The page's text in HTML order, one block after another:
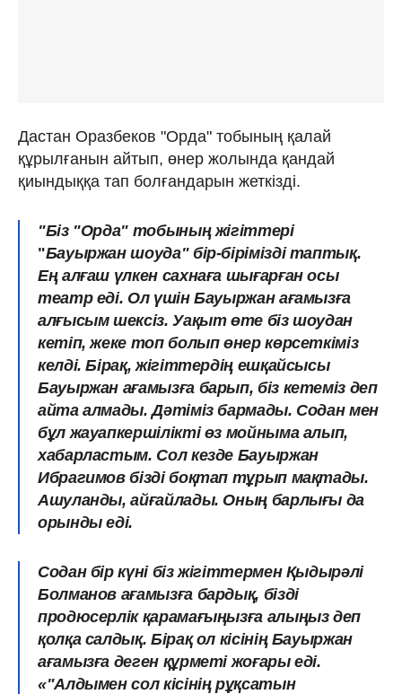
Дастан Оразбеков "Орда" тобының қалай
құрылғанын айтып, өнер жолында қандай
қиындыққа тап болғандарын жеткізді.
"Біз "Орда" тобының жігіттері
"Бауыржан шоуда" бір-бірімізді таптық.
Ең алғаш үлкен сахнаға шығарған осы
театр еді. Ол үшін Бауыржан ағамызға
алғысым шексіз. Уақыт өте біз шоудан
кетіп, жеке топ болып өнер көрсеткіміз
келді. Бірақ, жігіттердің ешқайсысы
Бауыржан ағамызға барып, біз кетеміз деп
айта алмады. Дәтіміз бармады. Содан мен
бұл жауапкершілікті өз мойныма алып,
хабарластым. Сол кезде Бауыржан
Ибрагимов бізді боқтап тұрып мақтады.
Ашуланды, айғайлады. Оның барлығы да
орынды еді.
Содан бір күні біз жігіттермен Қыдырәлі
Болманов ағамызға бардық, бізді
продюсерлік қарамағыңызға алыңыз деп
қолқа салдық. Бірақ ол кісінің Бауыржан
ағамызға деген құрметі жоғары еді.
«"Алдымен сол кісінің рұқсатын